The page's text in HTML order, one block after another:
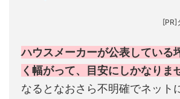
[PR]
ハウスメーカーが公表している
く幅がって、目安にしかなりま
なるとなおさら不明確でネット